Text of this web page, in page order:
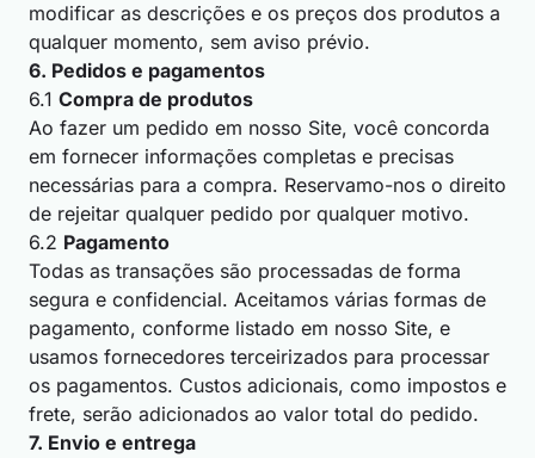
modificar as descrições e os preços dos produtos a
qualquer momento, sem aviso prévio.
6. Pedidos e pagamentos
6.1 Compra de produtos
Ao fazer um pedido em nosso Site, você concorda
em fornecer informações completas e precisas
necessárias para a compra. Reservamo-nos o direito
de rejeitar qualquer pedido por qualquer motivo.
6.2 Pagamento
Todas as transações são processadas de forma
segura e confidencial. Aceitamos várias formas de
pagamento, conforme listado em nosso Site, e
usamos fornecedores terceirizados para processar
os pagamentos. Custos adicionais, como impostos e
frete, serão adicionados ao valor total do pedido.
7. Envio e entrega